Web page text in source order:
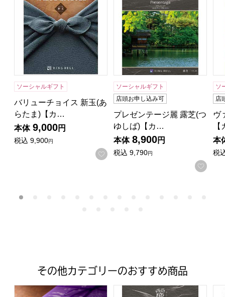
ソーシャルギフト
バリューチョイス 新玉(あ
らたま)【カ…
本体 9,000円
税込 9,900円
お気に入りに登録する
ソーシャルギフト
店頭お申し込み可
プレゼンテージ麗 露芝(つ
ゆしば)【カ…
本体 8,900円
税込 9,790円
お気
ソ
店
ヴ
本
税
その他カテゴリーのおすすめ商品
寿製菓 因幡の白うさぎ 16個入【年間ギフト】
プレゼンテージ麗 七宝(しっ